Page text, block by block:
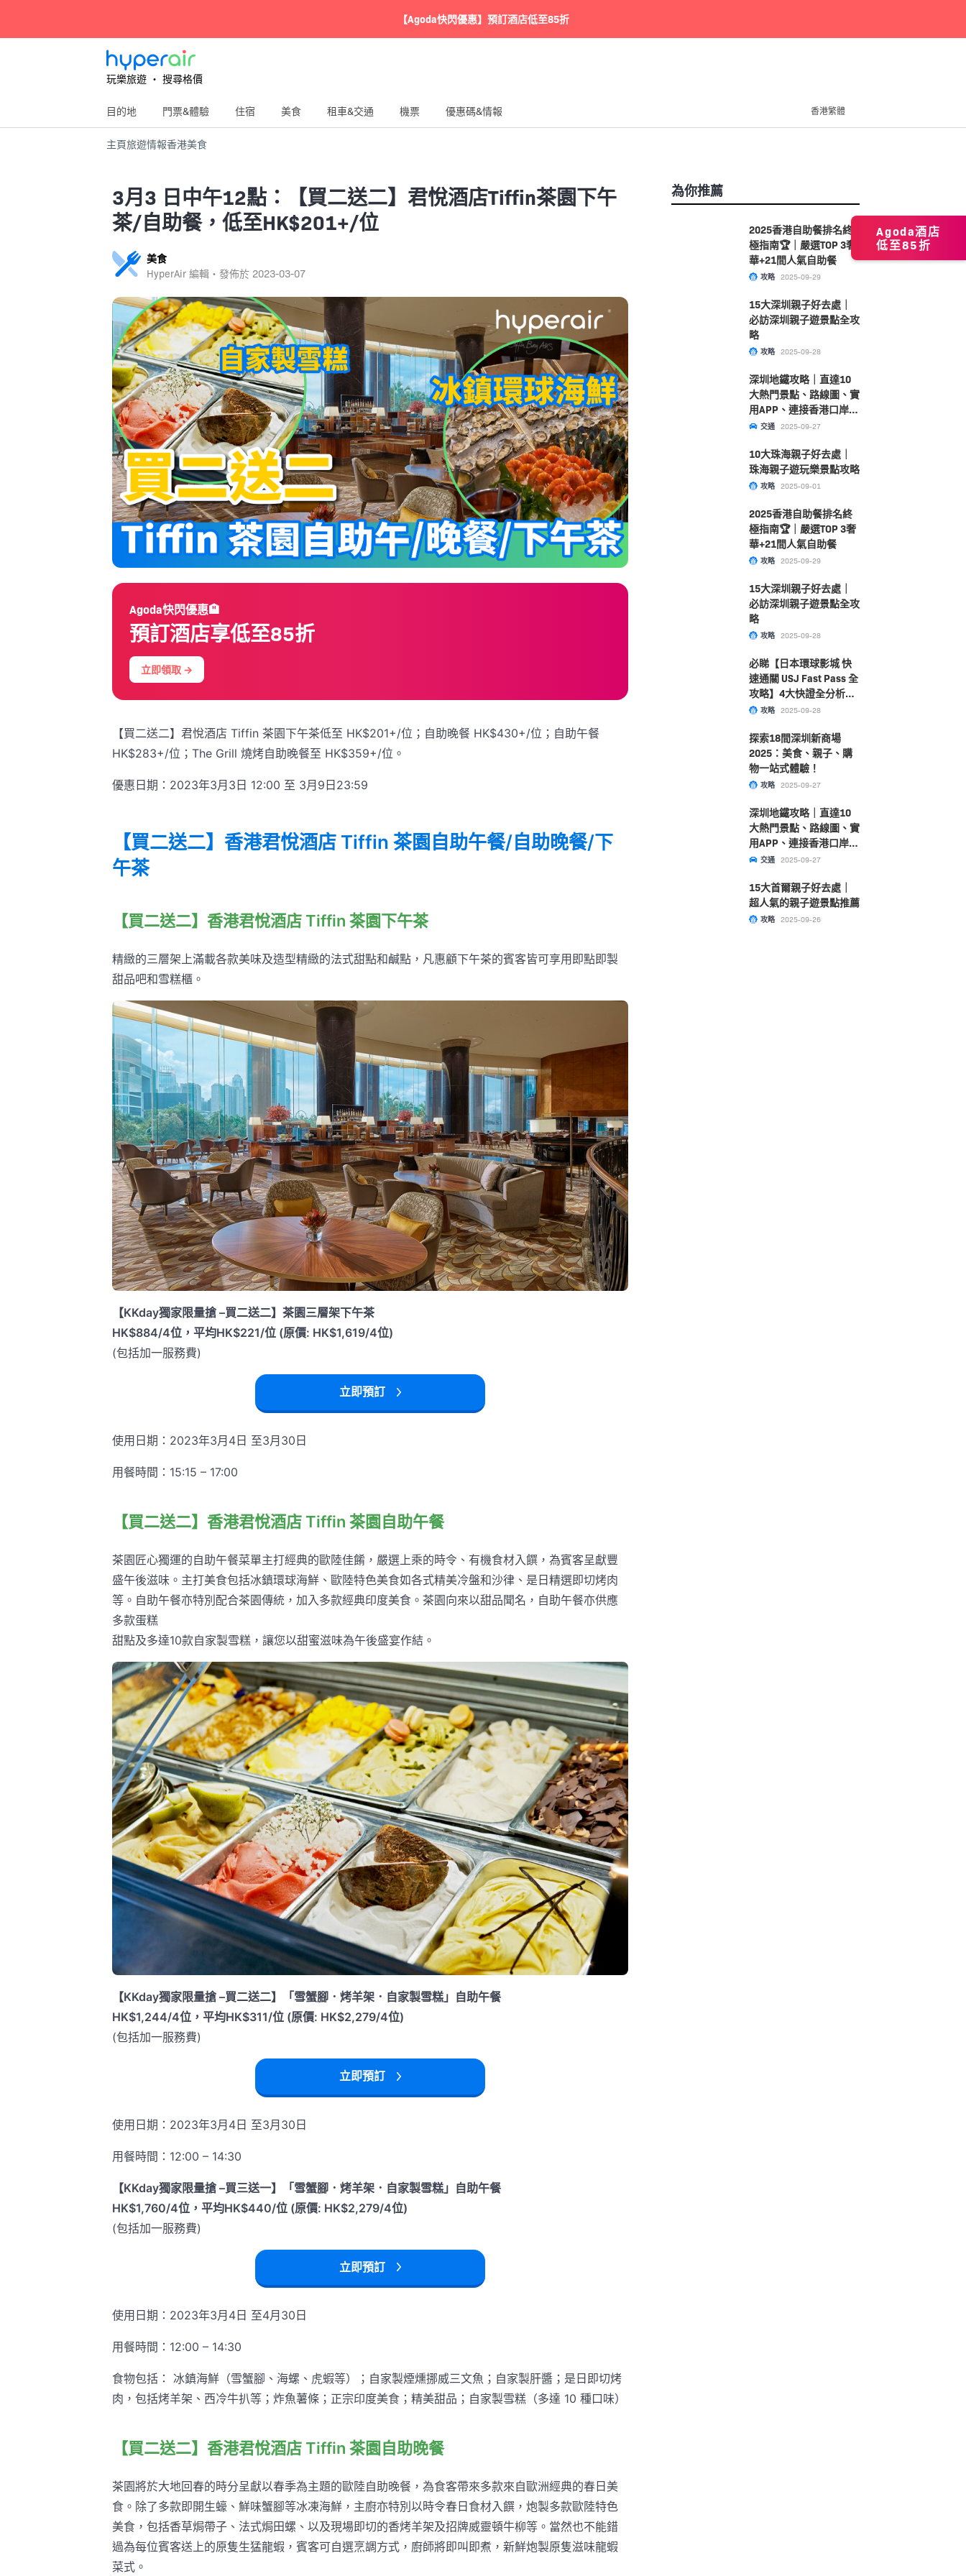
【Agoda快閃優惠】預訂酒店低至85折
玩樂旅遊 ‧ 搜尋格價
目的地 門票&體驗 住宿 美食 租車&交通 機票 優惠碼&情報 香港繁體
主頁旅遊情報香港美食
3月3 日中午12點：【買二送二】君悅酒店Tiffin茶園下午
茶/自助餐，低至HK$201+/位
美食
HyperAir 編輯・發佈於 2023-03-07
Agoda快閃優惠🏨
預訂酒店享低至85折
立即領取 →
【買二送二】君悅酒店 Tiffin 茶園下午茶低至 HK$201+/位；自助晚餐 HK$430+/位；自助午餐
HK$283+/位；The Grill 燒烤自助晚餐至 HK$359+/位。
優惠日期：2023年3月3日 12:00 至 3月9日23:59
【買二送二】香港君悅酒店 Tiffin 茶園自助午餐/自助晚餐/下
午茶
【買二送二】香港君悅酒店 Tiffin 茶園下午茶
精緻的三層架上滿載各款美味及造型精緻的法式甜點和鹹點，凡惠顧下午茶的賓客皆可享用即點即製
甜品吧和雪糕櫃。
【KKday獨家限量搶 –買二送二】茶園三層架下午茶
HK$884/4位，平均HK$221/位 (原價: HK$1,619/4位)
(包括加一服務費)
立即預訂
使用日期：2023年3月4日 至3月30日
用餐時間：15:15 – 17:00
【買二送二】香港君悅酒店 Tiffin 茶園自助午餐
茶園匠心獨運的自助午餐菜單主打經典的歐陸佳餚，嚴選上乘的時令、有機食材入饌，為賓客呈獻豐
盛午後滋味。主打美食包括冰鎮環球海鮮、歐陸特色美食如各式精美冷盤和沙律、是日精選即切烤肉
等。自助午餐亦特別配合茶園傳統，加入多款經典印度美食。茶園向來以甜品聞名，自助午餐亦供應
多款蛋糕
甜點及多達10款自家製雪糕，讓您以甜蜜滋味為午後盛宴作結。
【KKday獨家限量搶 –買二送二】「雪蟹腳．烤羊架．自家製雪糕」自助午餐
HK$1,244/4位，平均HK$311/位 (原價: HK$2,279/4位)
(包括加一服務費)
立即預訂
使用日期：2023年3月4日 至3月30日
用餐時間：12:00 – 14:30
【KKday獨家限量搶 –買三送一】「雪蟹腳．烤羊架．自家製雪糕」自助午餐
HK$1,760/4位，平均HK$440/位 (原價: HK$2,279/4位)
(包括加一服務費)
立即預訂
使用日期：2023年3月4日 至4月30日
用餐時間：12:00 – 14:30
食物包括： 冰鎮海鮮（雪蟹腳、海螺、虎蝦等）；自家製煙燻挪威三文魚；自家製肝醬；是日即切烤
肉，包括烤羊架、西冷牛扒等；炸魚薯條；正宗印度美食；精美甜品；自家製雪糕（多達 10 種口味）
【買二送二】香港君悅酒店 Tiffin 茶園自助晚餐
茶園將於大地回春的時分呈獻以春季為主題的歐陸自助晚餐，為食客帶來多款來自歐洲經典的春日美
食。除了多款即開生蠔、鮮味蟹腳等冰凍海鮮，主廚亦特別以時令春日食材入饌，炮製多款歐陸特色
美食，包括香草焗帶子、法式焗田螺、以及現場即切的香烤羊架及招牌威靈頓牛柳等。當然也不能錯
過為每位賓客送上的原隻生猛龍蝦，賓客可自選烹調方式，廚師將即叫即煮，新鮮炮製原隻滋味龍蝦
菜式。
為你推薦
2025香港自助餐排名終
極指南🏆｜嚴選TOP 3奢
華+21間人氣自助餐
攻略 2025-09-29
15大深圳親子好去處｜
必訪深圳親子遊景點全攻
略
攻略 2025-09-28
深圳地鐵攻略｜直達10
大熱門景點、路線圖、實
用APP、連接香港口岸一
文睇清！
交通 2025-09-27
10大珠海親子好去處｜
珠海親子遊玩樂景點攻略
攻略 2025-09-01
2025香港自助餐排名終
極指南🏆｜嚴選TOP 3奢
華+21間人氣自助餐
攻略 2025-09-29
15大深圳親子好去處｜
必訪深圳親子遊景點全攻
略
攻略 2025-09-28
必睇【日本環球影城 快
速通關 USJ Fast Pass 全
攻略】4大快證全分析！
附購票及選擇指南大公
攻略 2025-09-28
探索18間深圳新商場
2025：美食、親子、購
物一站式體驗！
攻略 2025-09-27
深圳地鐵攻略｜直達10
大熱門景點、路線圖、實
用APP、連接香港口岸一
文睇清！
交通 2025-09-27
15大首爾親子好去處｜
超人氣的親子遊景點推薦
攻略 2025-09-26
Agoda酒店
低至85折